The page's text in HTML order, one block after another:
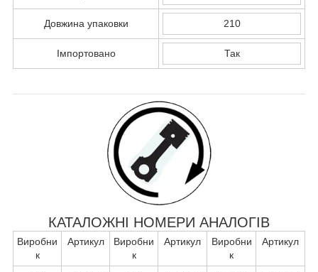
Довжина упаковки 210
Імпортовано Так
КАТАЛОЖНІ НОМЕРИ АНАЛОГІВ
Виробни
к
Артикул
Виробни
к
Артикул
Виробни
к
Артикул